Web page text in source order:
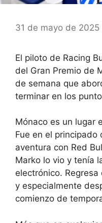
31 de mayo de 2025
El piloto de Racing
del Gran Premio de
de semana que
terminar en los
Mónaco es un lugar
Fue en el principado
aventura con Red
Marko lo vio y tenía
electrónico.
y especialmente
comienzo de